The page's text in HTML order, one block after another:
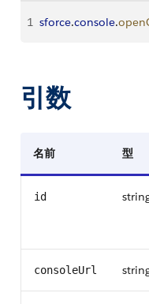
1 sforce.console.
引数
名前 型
id
consoleUrl